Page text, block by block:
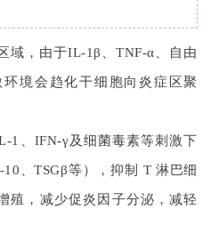
域，由于IL-1β、TNF-α、自由
境会趋化干细胞向炎症区聚
1、IFN-γ及细菌毒素等刺激下
、TSGβ等），抑制 T 淋巴细
殖，减少促炎因子分泌，减轻